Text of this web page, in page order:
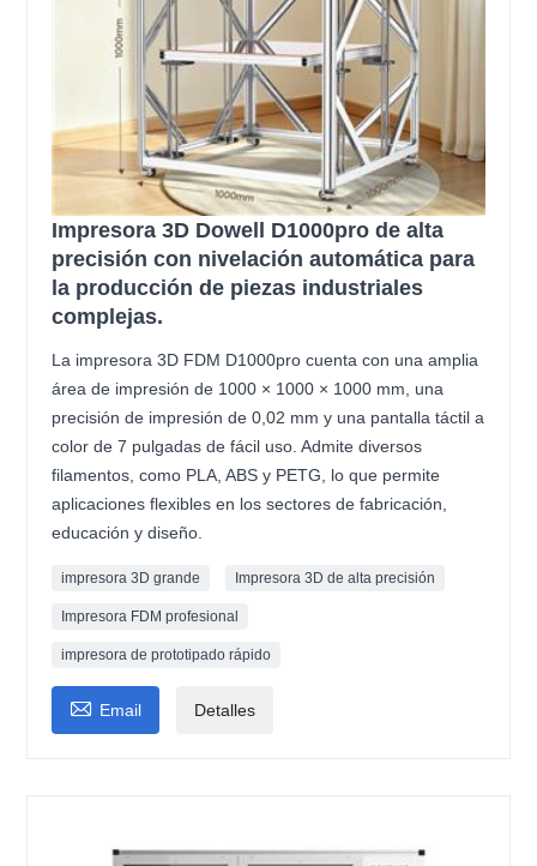
Impresora 3D Dowell D1000pro de alta
precisión con nivelación automática para
la producción de piezas industriales
complejas.
La impresora 3D FDM D1000pro cuenta con una amplia
área de impresión de 1000 × 1000 × 1000 mm, una
precisión de impresión de 0,02 mm y una pantalla táctil a
color de 7 pulgadas de fácil uso. Admite diversos
filamentos, como PLA, ABS y PETG, lo que permite
aplicaciones flexibles en los sectores de fabricación,
educación y diseño.
impresora 3D grande Impresora 3D de alta precisión
Impresora FDM profesional
impresora de prototipado rápido
 Email Detalles